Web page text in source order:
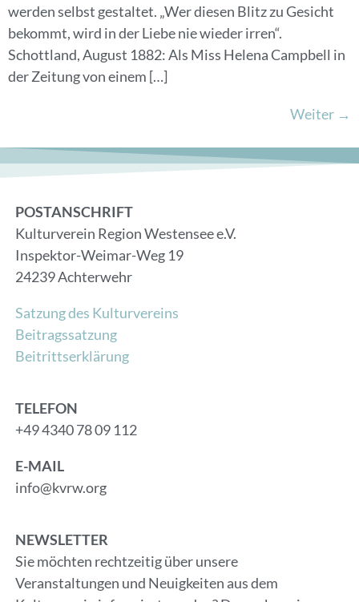
werden selbst gestaltet. „Wer diesen Blitz zu Gesicht
bekommt, wird in der Liebe nie wieder irren“.
Schottland, August 1882: Als Miss Helena Campbell in
der Zeitung von einem […]
Weiter →
POSTANSCHRIFT
Kulturverein Region Westensee e.V.
Inspektor-Weimar-Weg 19
24239 Achterwehr
Satzung des Kulturvereins
Beitragssatzung
Beitrittserklärung
TELEFON
+49 4340 78 09 112
E-MAIL
info@kvrw.org
NEWSLETTER
Sie möchten rechtzeitig über unsere
Veranstaltungen und Neuigkeiten aus dem